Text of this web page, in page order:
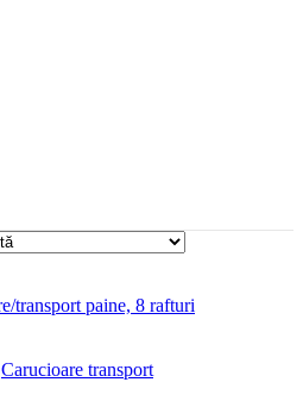
Carucioare transport